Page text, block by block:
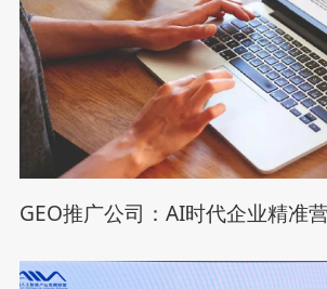
GEO推广公司：AI时代企业精准